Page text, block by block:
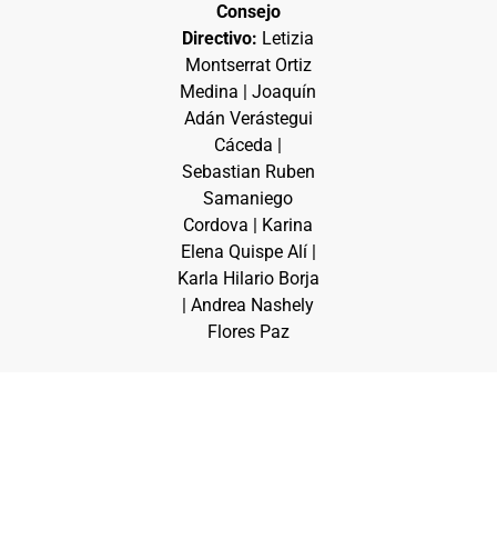
Consejo
Directivo: Letizia
Montserrat Ortiz
Medina | Joaquín
Adán Verástegui
Cáceda |
Sebastian Ruben
Samaniego
Cordova | Karina
Elena Quispe Alí |
Karla Hilario Borja
| Andrea Nashely
Flores Paz